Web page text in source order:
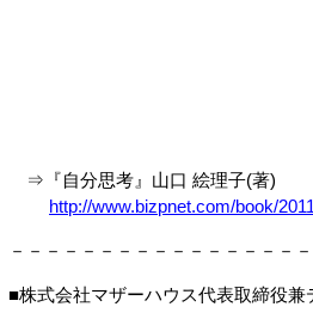
⇒『自分思考』山口 絵理子(著)
http://www.bizpnet.com/book/
－－－－－－－－－－－－－－－－
■株式会社マザーハウス代表取締役兼